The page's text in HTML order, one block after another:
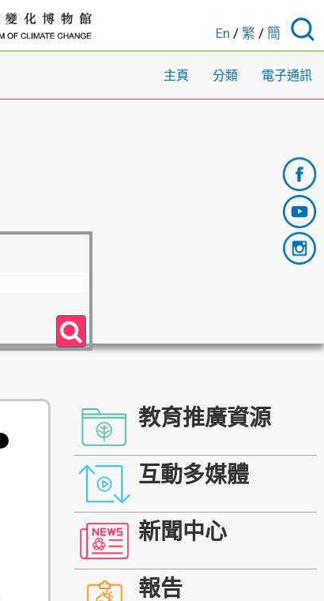
En / 繁 / 簡
主頁 分類 電子通訊
教育推廣資源
互動多媒體
新聞中心
報告